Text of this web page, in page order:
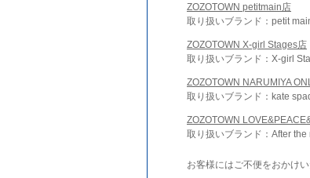
ZOZOTOWN petitmain店
取り扱いブランド：petit
ZOZOTOWN X-girl Stages店
取り扱いブランド：X-girl
ZOZOTOWN NARUMIYA
取り扱いブランド：kate
ZOZOTOWN
取り扱いブランド：After
お客様にはご不便をおかけ